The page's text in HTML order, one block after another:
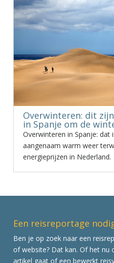
Overwinteren: dit
in Spanje om de
Overwinteren in Spanje: dat
aangenaam warm weer
energieprijzen in Nederland.
Een reisreportage
Ben je op zoek naar een
of website? Dat kan. Of het nu
artikel gaat of een bewerkt